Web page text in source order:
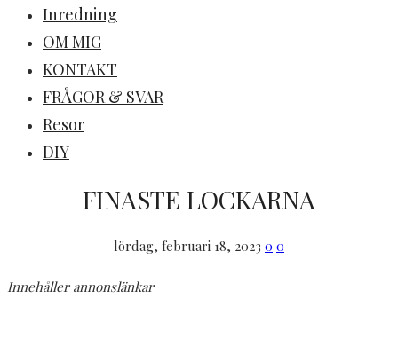
Inredning
OM MIG
KONTAKT
FRÅGOR & SVAR
Resor
DIY
FINASTE LOCKARNA
lördag, februari 18, 2023 0 0
Innehåller annonslänkar